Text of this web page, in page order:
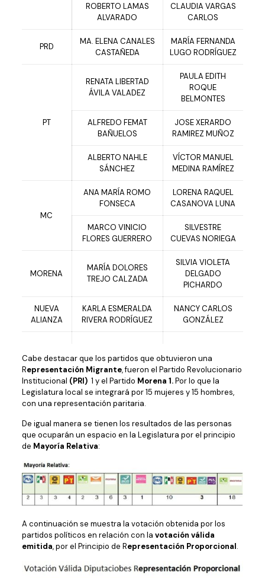
ROBERTO LAMAS
ALVARADO
CLAUDIA VARGAS
CARLOS
PRD
MA. ELENA CANALES
CASTAÑEDA
MARÍA FERNANDA
LUGO RODRÍGUEZ
PT
RENATA LIBERTAD
ÁVILA VALADEZ
PAULA EDITH
ROQUE
BELMONTES
ALFREDO FEMAT
BAÑUELOS
JOSE XERARDO
RAMIREZ MUÑOZ
ALBERTO NAHLE
SÁNCHEZ
VÍCTOR MANUEL
MEDINA RAMÍREZ
MC
ANA MARÍA ROMO
FONSECA
LORENA RAQUEL
CASANOVA LUNA
MARCO VINICIO
FLORES GUERRERO
SILVESTRE
CUEVAS NORIEGA
MORENA
MARÍA DOLORES
TREJO CALZADA
SILVIA VIOLETA
DELGADO
PICHARDO
NUEVA
ALIANZA
KARLA ESMERALDA
RIVERA RODRÍGUEZ
NANCY CARLOS
GONZÁLEZ
Cabe destacar que los partidos que obtuvieron una
Representación Migrante, fueron el Partido Revolucionario
Institucional (PRI)1 y el Partido Morena 1.Por lo que la
Legislatura local se integrará por 15 mujeres y 15 hombres,
con una representación paritaria.
De igual manera se tienen los resultados de las personas
que ocuparán un espacio en la Legislatura por el principio
de Mayoría Relativa:
A continuación se muestra la votación obtenida por los
partidos políticos en relación con la votación válida
emitida, por el Principio de Representación Proporcional.